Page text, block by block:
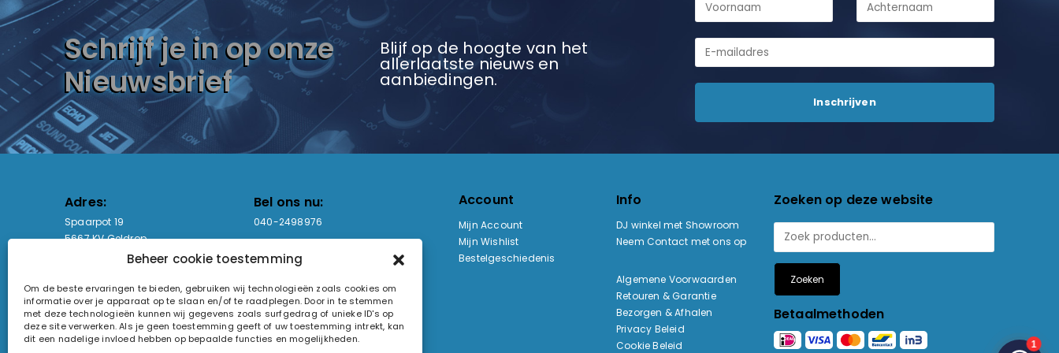
Beheer cookie toestemming
Om de beste ervaringen te bieden, gebruiken wij technologieën zoals cookies om
informatie over je apparaat op te slaan en/of te raadplegen. Door in te stemmen
met deze technologieën kunnen wij gegevens zoals surfgedrag of unieke ID's op
deze site verwerken. Als je geen toestemming geeft of uw toestemming intrekt, kan
dit een nadelige invloed hebben op bepaalde functies en mogelijkheden.
Schrijf je in op onze
Nieuwsbrief
Blijf op de hoogte van het
allerlaatste nieuws en
aanbiedingen.
Adres:
Spaarpot 19
5667 KV Geldrop
Bel ons nu:
040-2498976
sales@lightandsound.store
Openingstijden:
Ma - Vr: 09:00-17:00
Za: Enkel op afspraak
KvK-nummer: 60857196
Btw-nummer: NL854090368B01
Account
Mijn Account
Mijn Wishlist
Bestelgeschiedenis
Info
DJ winkel met Showroom
Neem Contact met ons op
Algemene Voorwaarden
Retouren & Garantie
Bezorgen & Afhalen
Privacy Beleid
Cookie Beleid
Zoeken op deze website
Zoeken
Betaalmethoden